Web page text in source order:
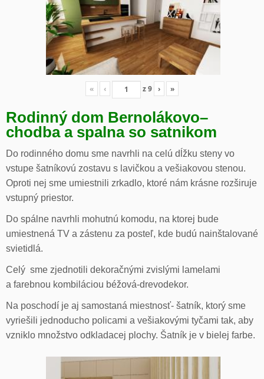
« ‹ z9 › »
Rodinný dom Bernolákovo–
chodba a spalna so satnikom
Do rodinného domu sme navrhli na celú dĺžku steny vo
vstupe šatníkovú zostavu s lavičkou a vešiakovou stenou.
Oproti nej sme umiestnili zrkadlo, ktoré nám krásne rozširuje
vstupný priestor.
Do spálne navrhli mohutnú komodu, na ktorej bude
umiestnená TV a zástenu za posteľ, kde budú nainštalované
svietidlá.
Celý sme zjednotili dekoračnými zvislými lamelami
a farebnou kombiláciou béžová-drevodekor.
Na poschodí je aj samostaná miestnosť- šatník, ktorý sme
vyriešili jednoducho policami a vešiakovými tyčami tak, aby
vzniklo množstvo odkladacej plochy. Šatník je v bielej farbe.